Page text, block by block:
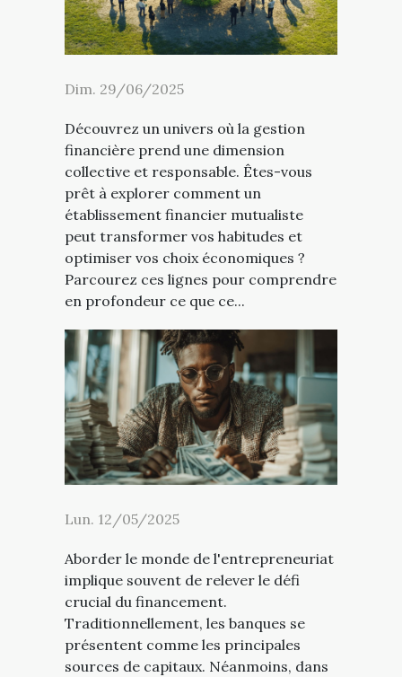
Dim. 29/06/2025
Découvrez un univers où la gestion
financière prend une dimension
collective et responsable. Êtes-vous
prêt à explorer comment un
établissement financier mutualiste
peut transformer vos habitudes et
optimiser vos choix économiques ?
Parcourez ces lignes pour comprendre
en profondeur ce que ce...
Lun. 12/05/2025
Aborder le monde de l'entrepreneuriat
implique souvent de relever le défi
crucial du financement.
Traditionnellement, les banques se
présentent comme les principales
sources de capitaux. Néanmoins, dans